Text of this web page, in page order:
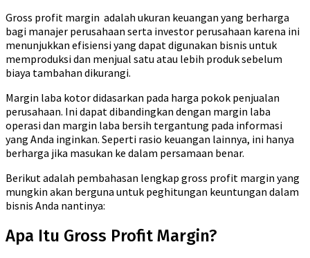
Gross profit margin adalah ukuran keuangan yang berharga
bagi manajer perusahaan serta investor perusahaan karena ini
menunjukkan efisiensi yang dapat digunakan bisnis untuk
memproduksi dan menjual satu atau lebih produk sebelum
biaya tambahan dikurangi.
Margin laba kotor didasarkan pada harga pokok penjualan
perusahaan. Ini dapat dibandingkan dengan margin laba
operasi dan margin laba bersih tergantung pada informasi
yang Anda inginkan. Seperti rasio keuangan lainnya, ini hanya
berharga jika masukan ke dalam persamaan benar.
Berikut adalah pembahasan lengkap gross profit margin yang
mungkin akan berguna untuk peghitungan keuntungan dalam
bisnis Anda nantinya:
Apa Itu Gross Profit Margin?